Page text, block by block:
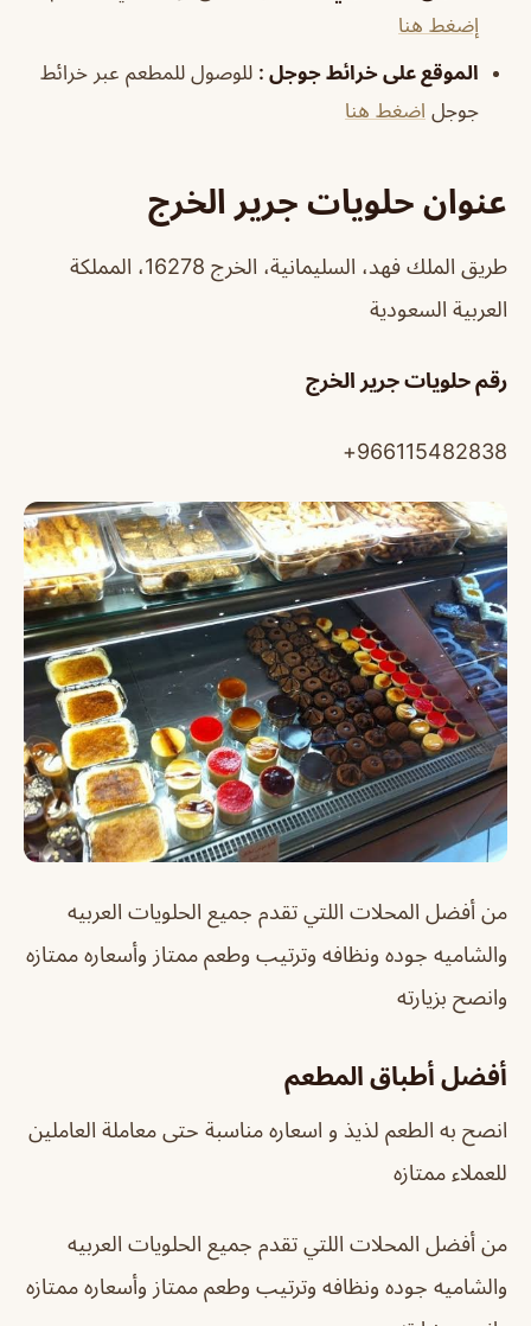
إضغط هنا
الموقع على خرائط جوجل : للوصول للمطعم عبر خرائط
جوجل اضغط هنا
عنوان حلويات جرير الخرج
طريق الملك فهد، السليمانية، الخرج 16278، المملكة
العربية السعودية
رقم حلويات جرير الخرج
966115482838+
من أفضل المحلات اللتي تقدم جميع الحلويات العربيه
والشاميه جوده ونظافه وترتيب وطعم ممتاز وأسعاره ممتازه
وانصح بزيارته
أفضل أطباق المطعم
انصح به الطعم لذيذ و اسعاره مناسبة حتى معاملة العاملين
للعملاء ممتازه
من أفضل المحلات اللتي تقدم جميع الحلويات العربيه
والشاميه جوده ونظافه وترتيب وطعم ممتاز وأسعاره ممتازه